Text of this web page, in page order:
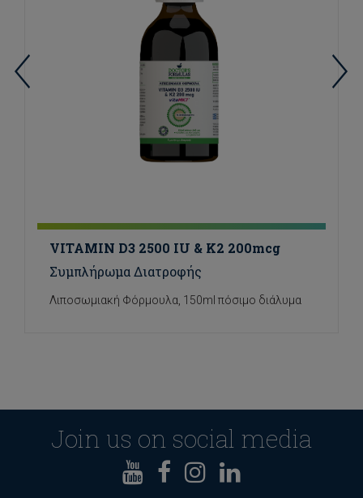
VITAMIN D3 2500 IU & K2 200mcg
Συμπλήρωμα Διατροφής
Λιποσωμιακή Φόρμουλα, 150ml πόσιμο διάλυμα
Join us on social media